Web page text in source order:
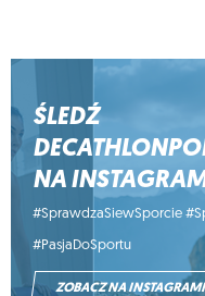
ŚLEDŹ
NA
#SprawdzaSiewSporcie
#PasjaDoSportu
ZOBACZ NA